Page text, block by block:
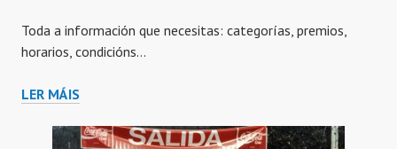
Toda a información que necesitas: categorías, premios,
horarios, condicións…
LER MÁISREGULAMENTO